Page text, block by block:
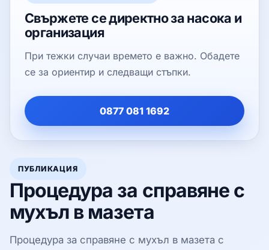
ПУБЛИКАЦИЯ
Процедура за справяне с
мухъл в мазета
Процедура за справяне с мухъл в мазета с
Свържете се директно за насока и
организация
При тежки случаи времето е важно. Обадете
се за ориентир и следващи стъпки.
0877 081 1692